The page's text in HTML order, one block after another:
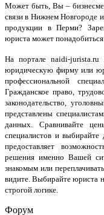
Может быть, Вы –
связи в Нижнем Новгороде
продукции в Перми?
юриста может понадобиться
На портале naidi-jurista.ru
юридическую фирму или
профессиональной
Гражданское право,
законодательство,
представлены
данных. Сравнивайте
специалистов и
предоставляет
решения именно Вашей
знакомым или
видите. Выбирайте юриста
строгой логике.
Форум